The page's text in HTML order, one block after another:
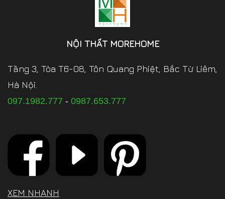
NỘI THẤT MOREHOME
Tầng 3, Tòa T6-08, Tôn Quang Phiệt, Bắc Từ Liêm,
Hà Nội.
097.1982.777 - 0987.653.777
XEM NHANH